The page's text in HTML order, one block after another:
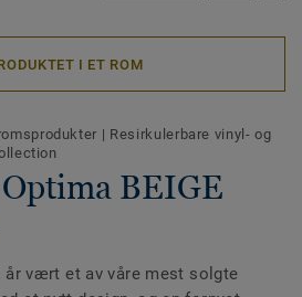
I ET ROM
| Resirkulerbare vinyl- og
BEIGE
år vært et av våre mest solgte